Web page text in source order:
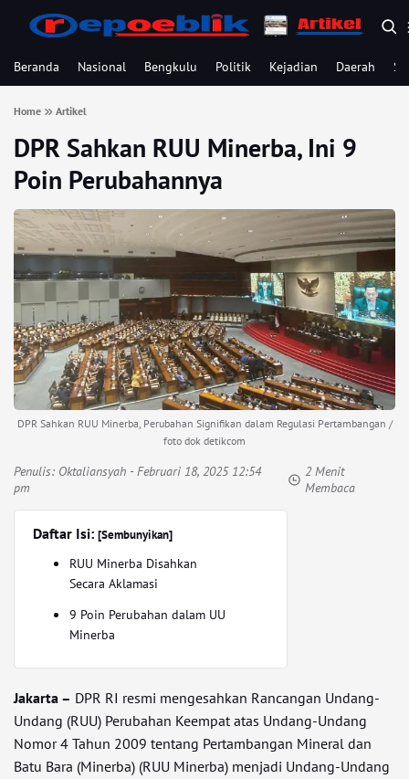
Beranda Nasional Bengkulu Politik Kejadian Daerah
Home Artikel
DPR Sahkan RUU Minerba, Ini 9
Poin Perubahannya
DPR Sahkan RUU Minerba, Perubahan Signifikan dalam Regulasi Pertambangan /
foto dok detikcom
Penulis: Oktaliansyah - Februari 18, 2025 12:54
pm
2 Menit
Membaca
Daftar Isi: [Sembunyikan]
RUU Minerba Disahkan
Secara Aklamasi
9 Poin Perubahan dalam UU
Minerba
Jakarta – DPR RI resmi mengesahkan Rancangan Undang-
Undang (RUU) Perubahan Keempat atas Undang-Undang
Nomor 4 Tahun 2009 tentang Pertambangan Mineral dan
Batu Bara (Minerba) (RUU Minerba) menjadi Undang-Undang